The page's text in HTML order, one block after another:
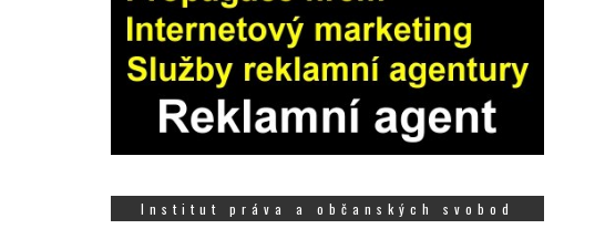
Institut práva a občanských svobod